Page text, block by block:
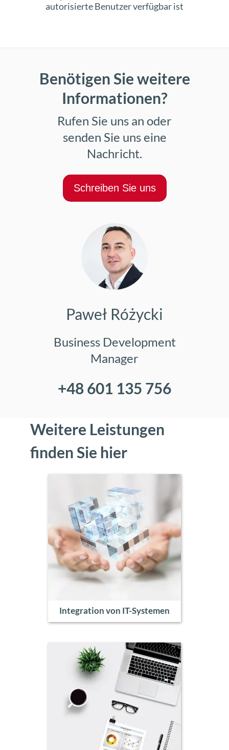
autorisierte Benutzer verfügbar ist
Benötigen Sie weitere
Informationen?
Rufen Sie uns an oder
senden Sie uns eine
Nachricht.
Schreiben Sie uns
Paweł Różycki
Business Development
Manager
+48 601 135 756
Weitere Leistungen
finden Sie hier
Integration von IT-Systemen